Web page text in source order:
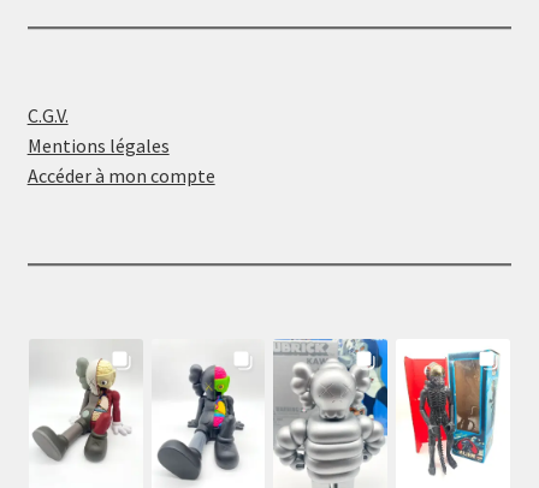
C.G.V.
Mentions légales
Accéder à mon compte